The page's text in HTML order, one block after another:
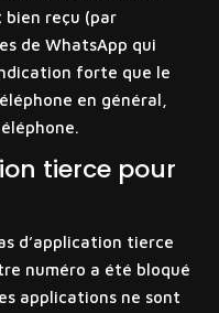
bien reçu (par
de WhatsApp qui
forte que le
en général,
tierce pour
d’application tierce
numéro a été bloqué
applications ne sont